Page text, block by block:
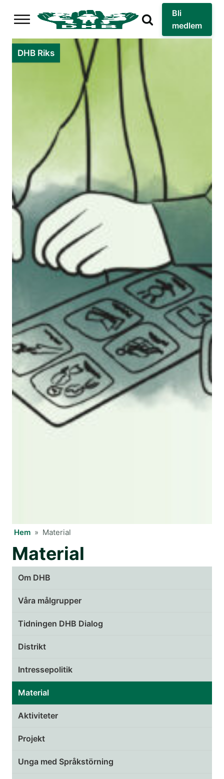
Bli
medlem
DHB Riks
Hem » Material
Material
Om DHB
Våra målgrupper
Tidningen DHB Dialog
Distrikt
Intressepolitik
Material
Aktiviteter
Projekt
Unga med Språkstörning